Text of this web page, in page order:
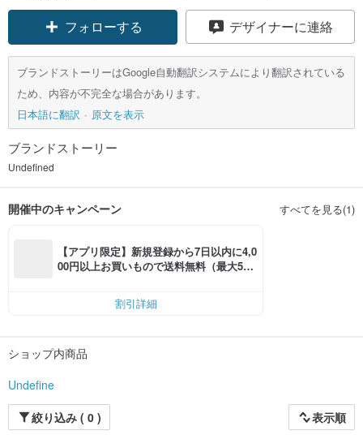
フォローする デザイナーに連絡
ブランドストーリーはGoogle自動翻訳システムにより翻訳されている
ため、内容が不完全な場合があります。
日本語に翻訳
原文を表示
ブランドストーリー
Undefined
開催中のキャンペーン すべてを見る(1)
【アプリ限定】新規登録から7日以内に4,0
00円以上お買いもので送料無料（最大500
割引詳細
ショップ内商品
Undefine
絞り込み ( 0 )
表示順